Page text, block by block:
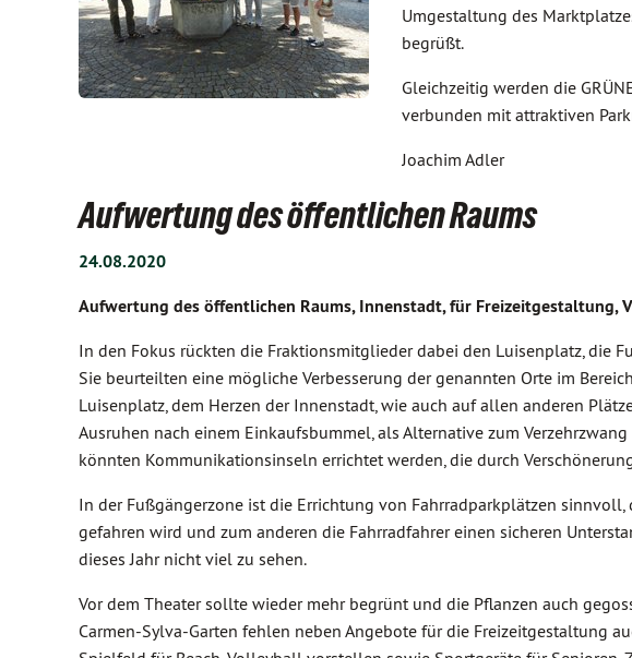
Umgestaltung des
begrüßt.
Gleichzeitig werden die
verbunden mit attraktiven
Joachim Adler
Aufwertung des öffentlichen Raums
24.08.2020
Aufwertung des öffentlichen Raums, Innenstadt, für Freizeitgestaltung,
In den Fokus rückten die Fraktionsmitglieder dabei den Luisenplatz, die
Sie beurteilten eine mögliche Verbesserung der genannten Orte im
Luisenplatz, dem Herzen der Innenstadt, wie auch auf allen anderen
Ausruhen nach einem Einkaufsbummel, als Alternative zum
könnten Kommunikationsinseln errichtet werden, die durch
In der Fußgängerzone ist die Errichtung von Fahrradparkplätzen
gefahren wird und zum anderen die Fahrradfahrer einen sicheren
dieses Jahr nicht viel zu sehen.
Vor dem Theater sollte wieder mehr begrünt und die Pflanzen auch
Carmen-Sylva-Garten fehlen neben Angebote für die Freizeitgestaltung